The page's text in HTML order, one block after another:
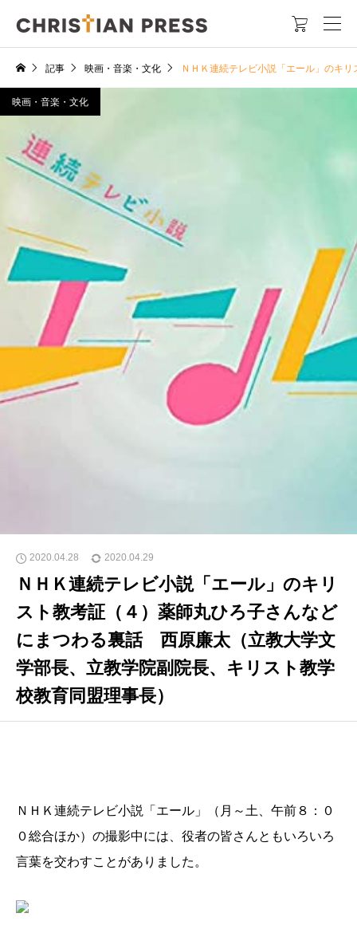

記事 映画・音楽・文化 ＮＨＫ連続テレビ小説「エール」のキ
映画・音楽・文化
2020.04.28 2020.04.29
ＮＨＫ連続テレビ小説「エール」のキリ
スト教考証（４）薬師丸ひろ子さんなど
にまつわる裏話 西原廉太（立教大学文
学部長、立教学院副院長、キリスト教学
校教育同盟理事長）
ＮＨＫ連続テレビ小説「エール」（月～土、午前８：０
０総合ほか）の撮影中には、役者の皆さんともいろいろ
言葉を交わすことがありました。